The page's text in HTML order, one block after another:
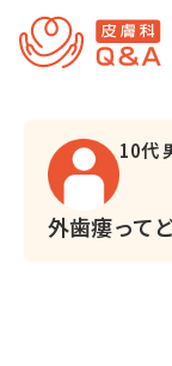
10代
外歯瘻って